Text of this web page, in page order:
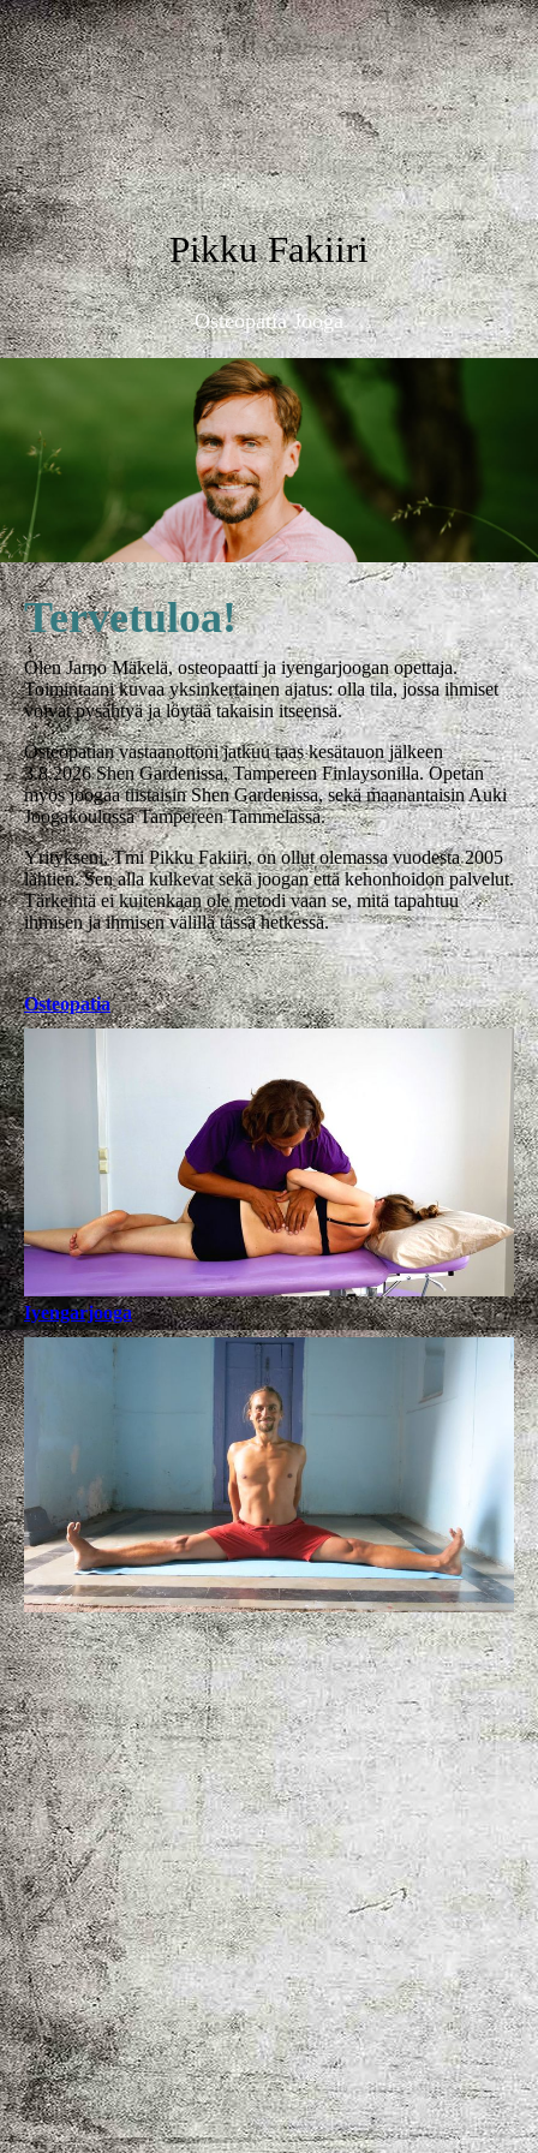
Pikku Fakiiri
Osteopatia Jooga
Tervetuloa!
Olen Jarno Mäkelä, osteopaatti ja iyengarjoogan opettaja.
Toimintaani kuvaa yksinkertainen ajatus: olla tila, jossa ihmiset
voivat pysähtyä ja löytää takaisin itseensä.
Osteopatian vastaanottoni jatkuu taas kesätauon jälkeen
3.8.2026 Shen Gardenissa, Tampereen Finlaysonilla. Opetan
myös joogaa tiistaisin Shen Gardenissa, sekä maanantaisin Auki
Joogakoulussa Tampereen Tammelassa.
Yritykseni, Tmi Pikku Fakiiri, on ollut olemassa vuodesta 2005
lähtien. Sen alla kulkevat sekä joogan että kehonhoidon palvelut.
Tärkeintä ei kuitenkaan ole metodi vaan se, mitä tapahtuu
ihmisen ja ihmisen välillä tässä hetkessä.
Osteopatia
Iyengarjooga